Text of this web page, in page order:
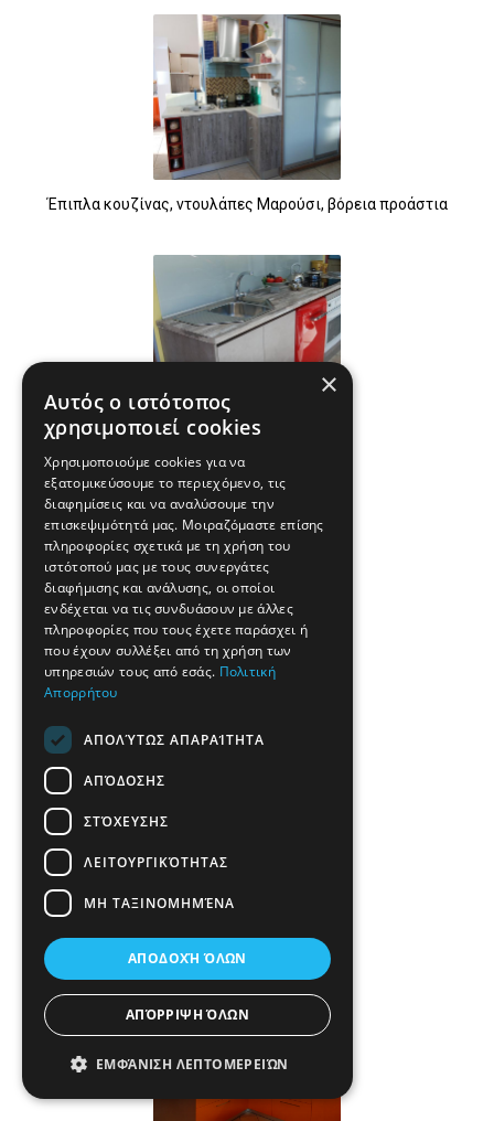
Έπιπλα κουζίνας, ντουλάπες Μαρούσι, βόρεια προάστια
Λευκή γυαλιστερή λάκα
×
Αυτός ο ιστότοπος
χρησιμοποιεί cookies
Χρησιμοποιούμε cookies για να
εξατομικεύσουμε το περιεχόμενο, τις
διαφημίσεις και να αναλύσουμε την
επισκεψιμότητά μας. Μοιραζόμαστε επίσης
πληροφορίες σχετικά με τη χρήση του
ιστότοπού μας με τους συνεργάτες
διαφήμισης και ανάλυσης, οι οποίοι
ενδέχεται να τις συνδυάσουν με άλλες
πληροφορίες που τους έχετε παράσχει ή
που έχουν συλλέξει από τη χρήση των
υπηρεσιών τους από εσάς. Πολιτική
Απορρήτου
ΑΠΟΛΎΤΩΣ ΑΠΑΡΑΊΤΗΤΑ
ΑΠΌΔΟΣΗΣ
ΣΤΌΧΕΥΣΗΣ
ΛΕΙΤΟΥΡΓΙΚΌΤΗΤΑΣ
ΜΗ ΤΑΞΙΝΟΜΗΜΈΝΑ
ΑΠΟΔΟΧΉ ΌΛΩΝ
ΑΠΌΡΡΙΨΗ ΌΛΩΝ
ΕΜΦΆΝΙΣΗ ΛΕΠΤΟΜΕΡΕΙΏΝ